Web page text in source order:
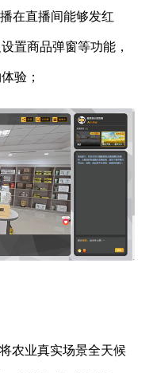
在直播间能够发红
置商品弹窗等功能，
验；
农业真实场景全天候